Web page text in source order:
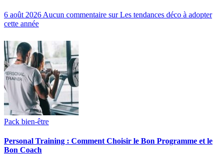
6 août 2026 Aucun commentaire sur Les tendances déco à adopter
cette année
Pack bien-être
Personal Training : Comment Choisir le Bon Programme et le
Bon Coach